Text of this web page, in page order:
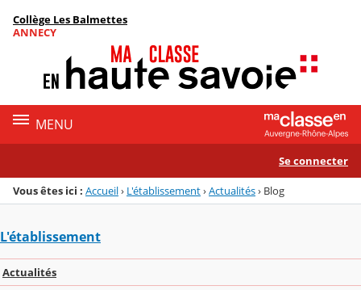
Menu de la rubrique
Contenu
Collège Les Balmettes
ANNECY
MENU
Se connecter
Vous êtes ici : Accueil› L'établissement›Actualités› Blog
L'établissement
Actualités